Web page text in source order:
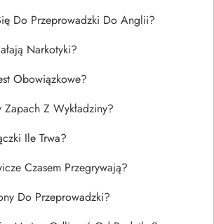
Do Przeprowadzki Do Anglii?
Narkotyki?
Obowiązkowe?
Zapach Z Wykładziny?
Ile Trwa?
Czasem Przegrywają?
Do Przeprowadzki?